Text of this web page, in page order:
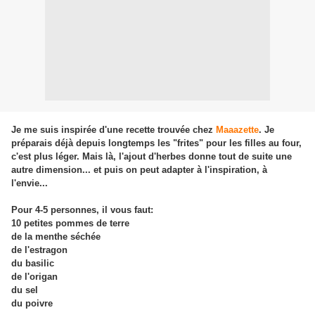
Je me suis inspirée d'une recette trouvée chez Maaazette. Je
préparais déjà depuis longtemps les "frites" pour les filles au four,
c'est plus léger. Mais là, l'ajout d'herbes donne tout de suite une
autre dimension... et puis on peut adapter à l'inspiration, à
l'envie...
Pour 4-5 personnes, il vous faut:
10 petites pommes de terre
de la menthe séchée
de l'estragon
du basilic
de l'origan
du sel
du poivre